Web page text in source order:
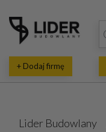
+ Dodaj firmę
Lider Budowlany